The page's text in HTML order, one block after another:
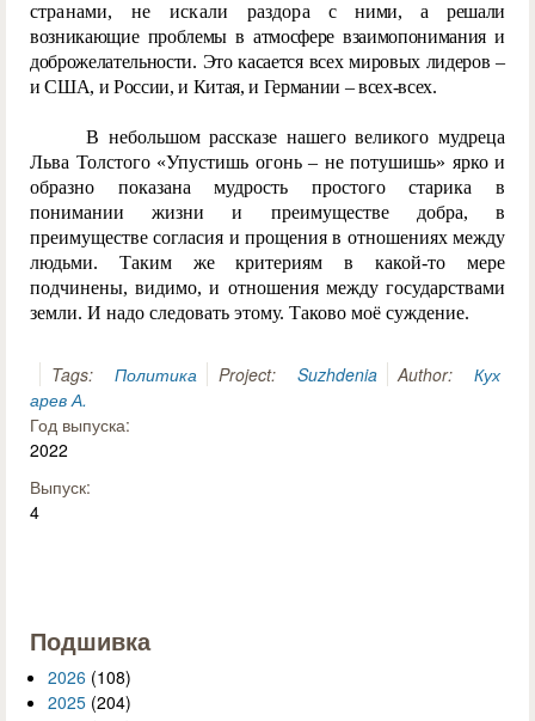
странами, не искали раздора с ними, а решали
возникающие проблемы в атмосфере взаимопонимания и
доброжелательности. Это касается всех мировых лидеров –
и США, и России, и Китая, и Германии – всех-всех.
В небольшом рассказе нашего великого мудреца
Льва Толстого «Упустишь огонь – не потушишь» ярко и
образно показана мудрость простого старика в
понимании жизни и преимуществе добра, в
преимуществе согласия и прощения в отношениях между
людьми. Таким же критериям в какой-то мере
подчинены, видимо, и отношения между государствами
земли. И надо следовать этому. Таково моё суждение.
Tags: Политика Project: Suzhdenia Author:
Кух
арев А.
Год выпуска:
2022
Выпуск:
4
Подшивка
2026 (108)
2025 (204)